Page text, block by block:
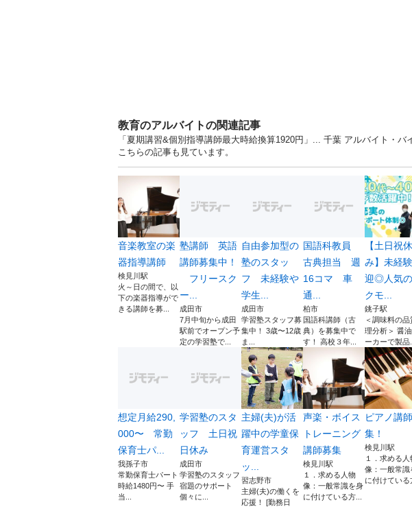
教育のアルバイトの関連記事
「夏期講習&個別指導講師最大時給換算1920円」... 千葉 アルバイト・バ
こちらの記事も見ています。
音楽教室の楽
器指導講師
検見川駅
火～日の間で、以
下の楽器指導がで
きる講師を募...
塾講師 英語
講師募集中！
フリースク
ー...
成田市
7月中旬から成田
駅前でオープン予
定の学習塾で...
自由参加型の
塾のスタッ
フ 未経験や
学生...
成田市
学習塾スタッフ募
集中！ 3歳〜12歳
ま...
国語科教員
古典担当 週
16コマ 車
通...
柏市
国語科講師（古
典）を募集中で
す！ 高校３年...
【土日祝休
み】未経
迎◎人気
クモ...
銚子駅
＜調味料の品
理分析＞ 醤油
ーカーで製品...
想定月給290,
000〜 常勤
保育士パ...
我孫子市
常勤保育士パート
時給1480円〜 手
当...
学習塾のスタ
ッフ 土日祝
日休み
成田市
学習塾のスタッフ
宿題のサポート
個々に...
主婦(夫)が活
躍中の学童保
育運営スタ
ッ...
習志野市
主婦(夫)の働くを
応援！ [勤務日
声楽・ボイス
トレーニング
講師募集
検見川駅
１．求める人物
像：一般常識を身
に付けている方...
ピアノ講
集！
検見川駅
１．求める人
像：一般常識
に付けている